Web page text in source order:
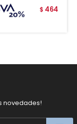
$ 464
novedades!